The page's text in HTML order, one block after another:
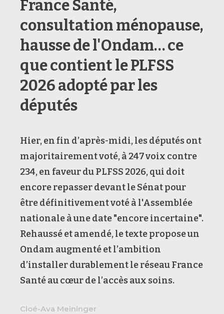
France Santé,
consultation ménopause,
hausse de l'Ondam… ce
que contient le PLFSS
2026 adopté par les
députés
Hier, en fin d’après-midi, les députés ont
majoritairement voté, à 247 voix contre
234, en faveur du PLFSS 2026, qui doit
encore repasser devant le Sénat pour
être définitivement voté à l'Assemblée
nationale à une date "encore incertaine".
Rehaussé et amendé, le texte propose un
Ondam augmenté et l’ambition
d’installer durablement le réseau France
Santé au cœur de l’accès aux soins.
Cloé-Ava Meininger